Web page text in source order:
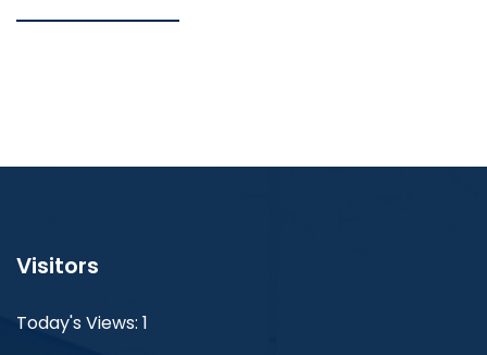
Visitors
Today's Views: 1